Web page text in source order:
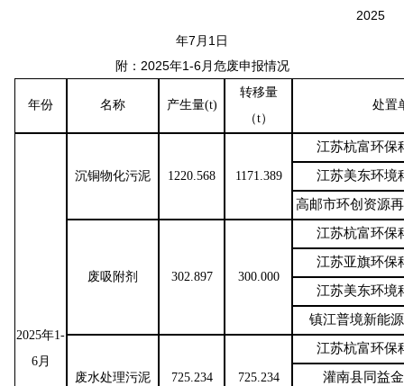
2025
年7月1日
附：2025年1-6月危废申报情况
年份 名称 产生量(t)
转移量
（t）
处置
2025年1-
6月
沉铜物化污泥 1220.568 1171.389
江苏杭富环保
江苏美东环境
高邮市环创资源
废吸附剂 302.897 300.000
江苏杭富环保
江苏亚旗环保
江苏美东环境
镇江普境新能
废水处理污泥 725.234 725.234
江苏杭富环保
灌南县同益